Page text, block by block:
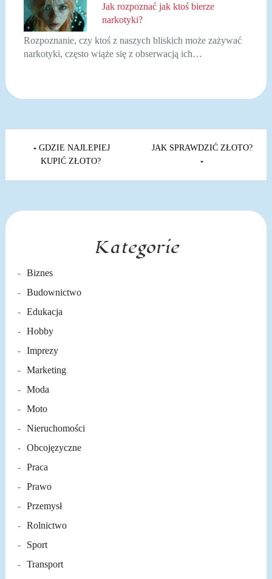
Jak rozpoznać jak ktoś bierze
narkotyki?
Rozpoznanie, czy ktoś z naszych bliskich może zażywać
narkotyki, często wiąże się z obserwacją ich…
Nawigacja
wpisu
GDZIE NAJLEPIEJ
KUPIĆ ZŁOTO?
JAK SPRAWDZIĆ ZŁOTO?
Kategorie
Biznes
Budownictwo
Edukacja
Hobby
Imprezy
Marketing
Moda
Moto
Nieruchomości
Obcojęzyczne
Praca
Prawo
Przemysł
Rolnictwo
Sport
Transport